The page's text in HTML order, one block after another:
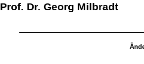
Prof. Dr. Georg Milbradt